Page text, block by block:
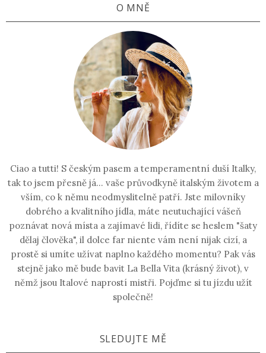
O MNĚ
Ciao a tutti! S českým pasem a temperamentní duší Italky,
tak to jsem přesně já... vaše průvodkyně italským životem a
vším, co k němu neodmyslitelně patří. Jste milovníky
dobrého a kvalitního jídla, máte neutuchající vášeň
poznávat nová místa a zajímavé lidi, řídíte se heslem "šaty
dělaj člověka", il dolce far niente vám není nijak cizí, a
prostě si umíte užívat naplno každého momentu? Pak vás
stejně jako mě bude bavit La Bella Vita (krásný život), v
němž jsou Italové naprostí mistři. Pojďme si tu jízdu užít
společně!
SLEDUJTE MĚ